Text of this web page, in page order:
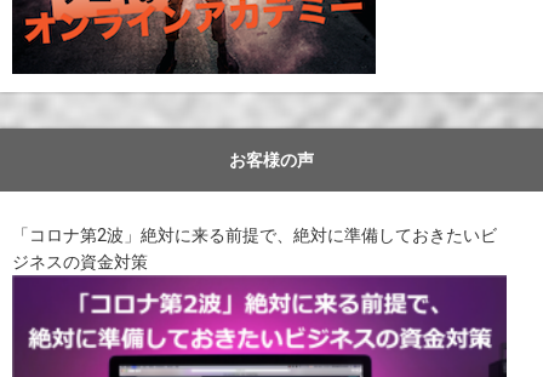
お客様の声
「コロナ第2波」絶対に来る前提で、絶対に準備しておきたいビ
ジネスの資金対策